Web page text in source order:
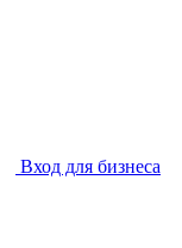
Вход для бизнеса